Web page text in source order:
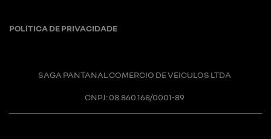
POLÍTICA DE PRIVACIDADE
SAGA PANTANAL COMERCIO DE VEICULOS LTDA
CNPJ: 08.860.168/0001-89